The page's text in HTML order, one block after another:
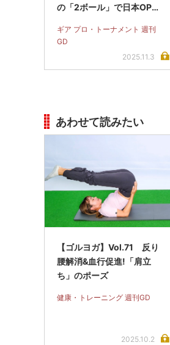
の「2ボール」で日本OP制
ギア プロ・トーナメント 週刊
GD
2025.11.3
あわせて読みたい
【ゴルヨガ】Vol.71 反り
腰解消&血行促進!「肩立
ち」のポーズ
健康・トレーニング 週刊GD
2025.10.2